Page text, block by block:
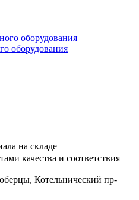
оборудования
на складе
качества и соответствия
Котельнический пр-